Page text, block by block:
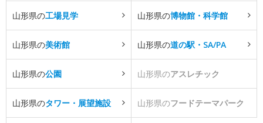
山形県の工場見学 山形県の博物館・科学館
山形県の美術館 山形県の道の駅・SA/PA
山形県の公園 山形県のアスレチック
山形県のタワー・展望施設 山形県のフードテーマパーク